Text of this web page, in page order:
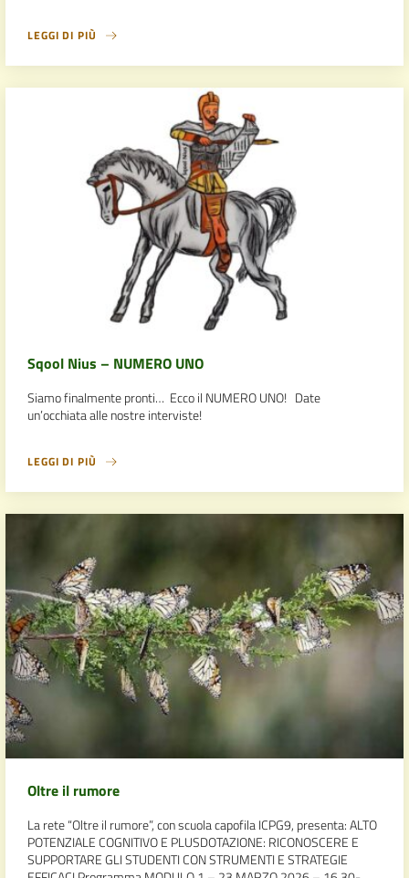
LEGGI DI PIÙ
Sqool Nius – NUMERO UNO
Siamo finalmente pronti… Ecco il NUMERO UNO! Date
un’occhiata alle nostre interviste!
LEGGI DI PIÙ
Oltre il rumore
La rete “Oltre il rumore”, con scuola capofila ICPG9, presenta: ALTO
POTENZIALE COGNITIVO E PLUSDOTAZIONE: RICONOSCERE E
SUPPORTARE GLI STUDENTI CON STRUMENTI E STRATEGIE